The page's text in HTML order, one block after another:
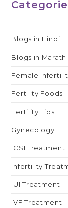
Blogs in Hindi
Blogs in Marathi
Female
Fertility Foods
Fertility Tips
Gynecology
ICSI Treatment
Infertility
IUI Treatment
IVF Treatment